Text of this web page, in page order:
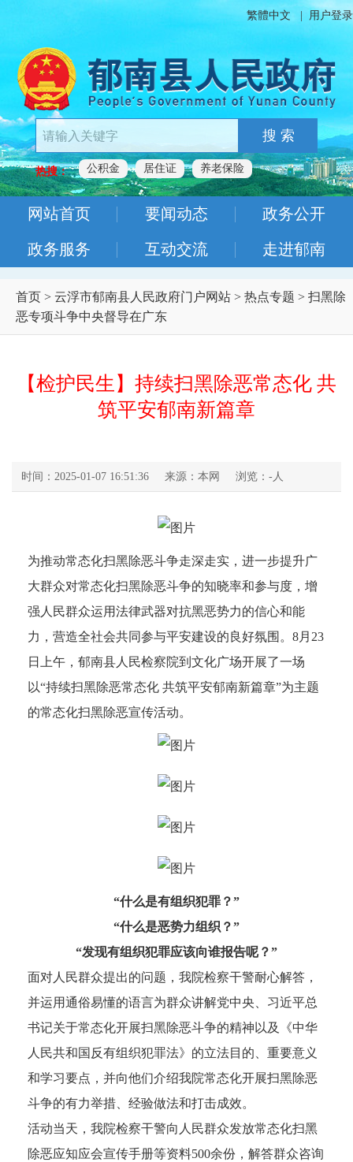
繁體中文 用户登录
搜 索
热搜： 公积金 居住证 养老保险
网站首页 要闻动态 政务公开
政务服务 互动交流 走进郁南
首页 > 云浮市郁南县人民政府门户网站 > 热点专题 > 扫黑除
恶专项斗争中央督导在广东
【检护民生】持续扫黑除恶常态化 共
筑平安郁南新篇章
时间：2025-01-07 16:51:36 来源：本网 浏览： - 人
为推动常态化扫黑除恶斗争走深走实，进一步提升广
大群众对常态化扫黑除恶斗争的知晓率和参与度，增
强人民群众运用法律武器对抗黑恶势力的信心和能
力，营造全社会共同参与平安建设的良好氛围。8月23
日上午，郁南县人民检察院到文化广场开展了一场
以“持续扫黑除恶常态化 共筑平安郁南新篇章”为主题
的常态化扫黑除恶宣传活动。
“什么是有组织犯罪？”
“什么是恶势力组织？”
“发现有组织犯罪应该向谁报告呢？”
面对人民群众提出的问题，我院检察干警耐心解答，
并运用通俗易懂的语言为群众讲解党中央、习近平总
书记关于常态化开展扫黑除恶斗争的精神以及《中华
人民共和国反有组织犯罪法》的立法目的、重要意义
和学习要点，并向他们介绍我院常态化开展扫黑除恶
斗争的有力举措、经验做法和打击成效。
活动当天，我院检察干警向人民群众发放常态化扫黑
除恶应知应会宣传手册等资料500余份，解答群众咨询